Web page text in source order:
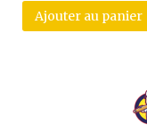
Ajouter au panier